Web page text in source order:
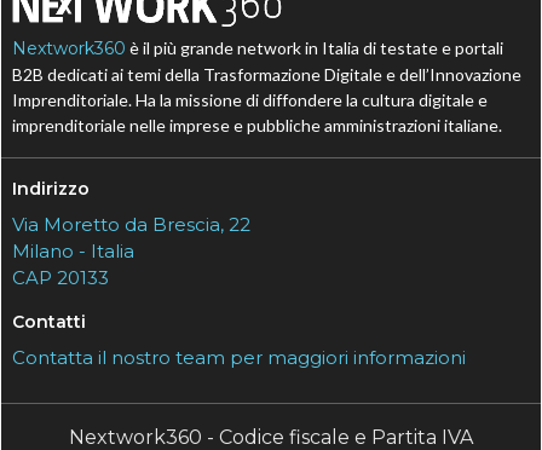
Nextwork360 è il più grande network in Italia di testate e portali
B2B dedicati ai temi della Trasformazione Digitale e dell’Innovazione
Imprenditoriale. Ha la missione di diffondere la cultura digitale e
imprenditoriale nelle imprese e pubbliche amministrazioni italiane.
Indirizzo
Via Moretto da Brescia, 22
Milano - Italia
CAP 20133
Contatti
Contatta il nostro team per maggiori informazioni
Nextwork360 - Codice fiscale e Partita IVA